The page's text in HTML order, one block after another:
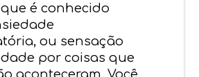
é conhecido
ou sensação
por coisas que
aconteceram. Você